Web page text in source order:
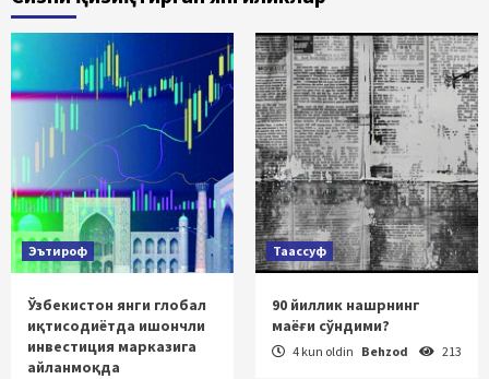
Эътироф
Ўзбекистон янги глобал
иқтисодиётда ишончли
инвестиция марказига
айланмоқда
Таассуф
90 йиллик нашрнинг
маёғи сўндими?
4 kun oldin Behzod 213